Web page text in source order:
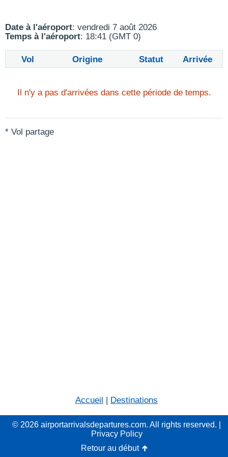
Date à l'aéroport: vendredi 7 août 2026
Temps à l'aéroport: 18:41 (GMT 0)
Vol Origine Statut Arrivée
Il n'y a pas d'arrivées dans cette période de temps.
* Vol partage
Accueil | Destinations
© 2026 airportarrivalsdepartures.com. All rights reserved. |
Privacy Policy
Retour au début